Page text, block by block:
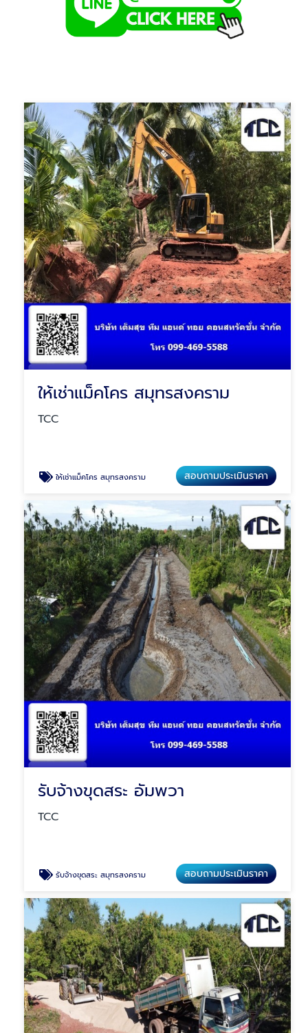
ให้เช่าแม็คโคร สมุทรสงคราม
TCC
ให้เช่าแม็คโคร สมุทรสงคราม สอบถามประเมินราคา
รับจ้างขุดสระ อัมพวา
TCC
รับจ้างขุดสระ สมุทรสงคราม สอบถามประเมินราคา